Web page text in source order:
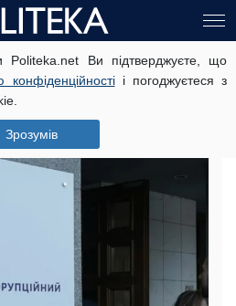
Politeka.net Ви підтверджуєте, що
конфіденційностіі погоджуєтеся з
Зрозумів
в історії